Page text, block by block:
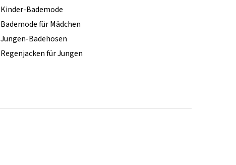
Kinder-Bademode
Bademode für Mädchen
Jungen-Badehosen
Regenjacken für Jungen